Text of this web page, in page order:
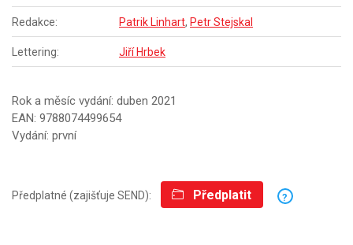
Redakce: Patrik Linhart, Petr Stejskal
Lettering: Jiří Hrbek
Rok a měsíc vydání: duben 2021
EAN: 9788074499654
Vydání: první
Předplatné (zajišťuje SEND): Předplatit ?